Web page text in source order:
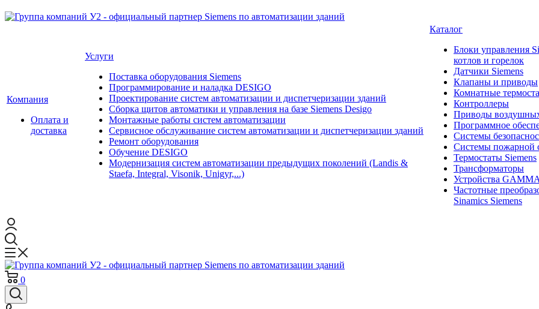
Компания
Оплата и
доставка
Услуги
Поставка оборудования Siemens
Программирование и наладка DESIGO
Проектирование систем автоматизации и диспетчеризации зданий
Сборка щитов автоматики и управления на базе Siemens Desigo
Монтажные работы систем автоматизации
Сервисное обслуживание систем автоматизации и диспетчеризации зданий
Ремонт оборудования
Обучение DESIGO
Модернизация систем автоматизации предыдущих поколений (Landis &
Staefa, Integral, Visonik, Unigyr,...)
Каталог
Блоки управления
котлов и горелок
Датчики Siemens
Клапаны и приводы
Комнатные
Контроллеры
Приводы
Программное
Системы
Системы пожарной
Термостаты Siemens
Трансформаторы
Устройства
Частотные
Sinamics Siemens
0